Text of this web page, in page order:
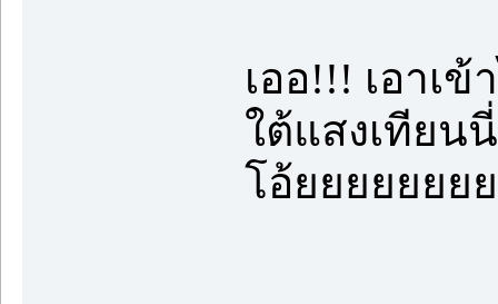
เออ!!! เอาเ
ใต้แสงเทียน
โอ้ยยยยยยย